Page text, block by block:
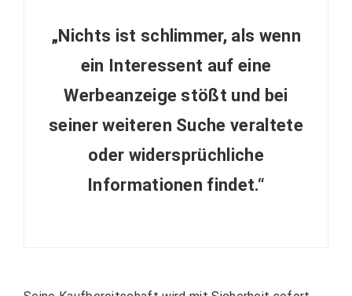
„Nichts ist schlimmer, als wenn
ein Interessent auf eine
Werbeanzeige stößt und bei
seiner weiteren Suche veraltete
oder widersprüchliche
Informationen findet.“